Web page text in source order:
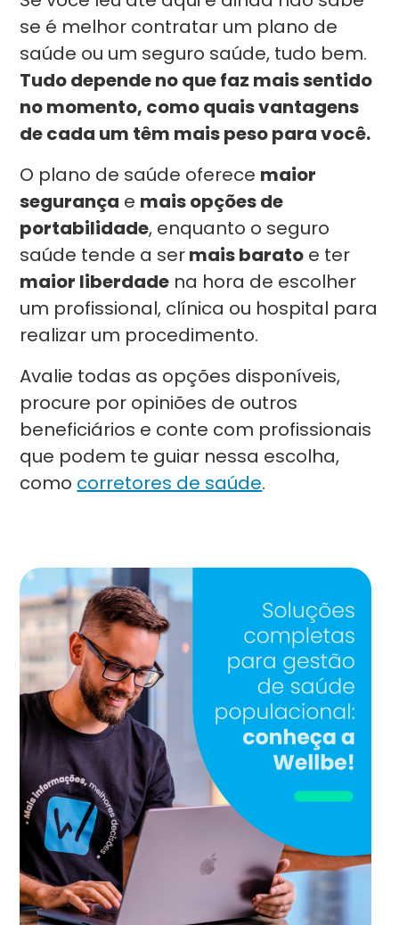
se é melhor contratar um plano de
saúde ou um seguro saúde, tudo bem.
Tudo depende no que faz mais sentido
no momento, como quais vantagens
de cada um têm mais peso para você.
O plano de saúde oferece maior
segurança e mais opções de
portabilidade, enquanto o seguro
saúde tende a sermais barato e ter
maior liberdade na hora de escolher
um profissional, clínica ou hospital para
realizar um procedimento.
Avalie todas as opções disponíveis,
procure por opiniões de outros
beneficiários e conte com profissionais
que podem te guiar nessa escolha,
como corretores de saúde.